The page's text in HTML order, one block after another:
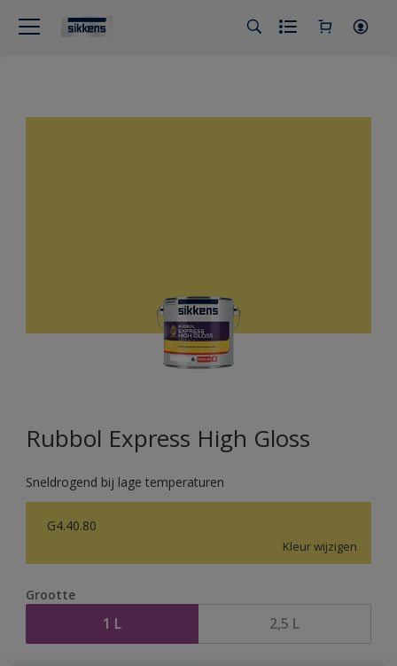
Rubbol Express High Gloss
Sneldrogend bij lage temperaturen
G4.40.80
Kleur wijzigen
Grootte
1 L 2,5 L